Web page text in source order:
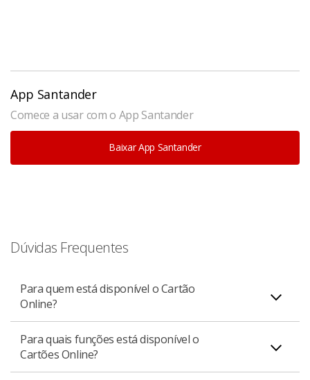
App Santander
Comece a usar com o App Santander
Baixar App Santander
Dúvidas Frequentes
Para quem está disponível o Cartão
Online?
Está disponível para todos os clientes pessoa física
titulares e adicionais de um Cartão Santander, e PJ
Para quais funções está disponível o
Cartões Online?